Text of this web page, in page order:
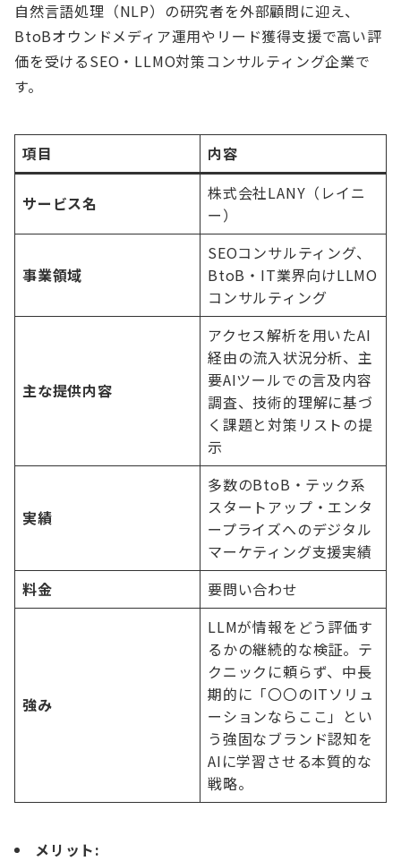
自然言語処理（NLP）の研究者を外部顧問に迎え、
BtoBオウンドメディア運用やリード獲得支援で高い評
価を受けるSEO・LLMO対策コンサルティング企業で
す。
項目 内容
サービス名
株式会社LANY（レイニ
ー）
事業領域
SEOコンサルティング、
BtoB・IT業界向けLLMO
コンサルティング
主な提供内容
アクセス解析を用いたAI
経由の流入状況分析、主
要AIツールでの言及内容
調査、技術的理解に基づ
く課題と対策リストの提
示
実績
多数のBtoB・テック系
スタートアップ・エンタ
ープライズへのデジタル
マーケティング支援実績
料金
要問い合わせ
強み
LLMが情報をどう評価す
るかの継続的な検証。テ
クニックに頼らず、中長
期的に「〇〇のITソリュ
ーションならここ」とい
う強固なブランド認知を
AIに学習させる本質的な
戦略。
メリット: